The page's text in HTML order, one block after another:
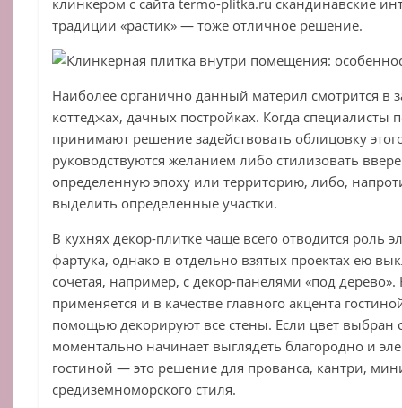
традиции «растик» — тоже отличное решение.
Наиболее органично данный материл смотрится в
коттеджах, дачных постройках. Когда специалисты
принимают решение задействовать облицовку
руководствуются желанием либо стилизовать
определенную эпоху или территорию, либо,
выделить определенные участки.
В кухнях декор-плитке чаще всего отводится роль
фартука, однако в отдельно взятых проектах ею
сочетая, например, с декор-панелями «под
применяется и в качестве главного акцента
помощью декорируют все стены. Если цвет выбран
моментально начинает выглядеть благородно и
гостиной — это решение для прованса, кантри,
средиземноморского стиля.